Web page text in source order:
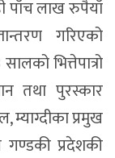
पाँच लाख रुपैयाँ
गरिएको
भित्तेपात्रो
तथा पुरस्कार
प्रमुख
गण्डकी प्रदेशकी